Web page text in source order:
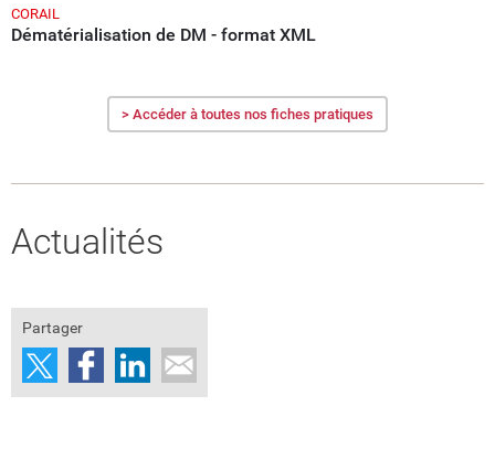
CORAIL
Dématérialisation de DM - format XML
> Accéder à toutes nos fiches pratiques
Actualités
Partager